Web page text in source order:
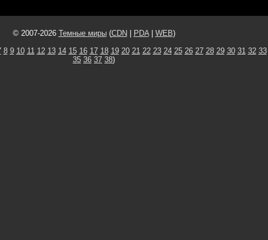
© 2007-2026 Темные миры(CDN PDA| WEB)
8 9 10 11 12 13 14 15 16 17 18 19 20 21 22 23 24 25 26 27 28 29 30 31 32 33
35 36 37 38)